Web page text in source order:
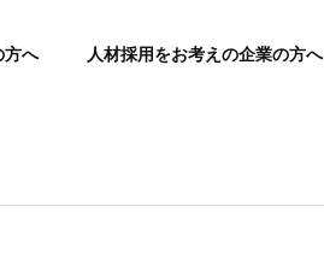
方へ 人材採用をお考えの企業の方へ